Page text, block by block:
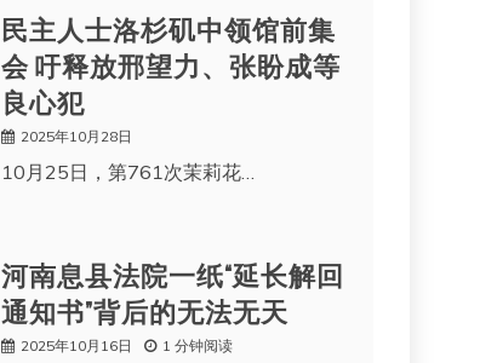
民主人士洛杉矶中领馆前集
会 吁释放邢望力、张盼成等
良心犯
2025年10月28日
10月25日，第761次茉莉花…
河南息县法院一纸“延长解回
通知书”背后的无法无天
2025年10月16日 1 分钟阅读